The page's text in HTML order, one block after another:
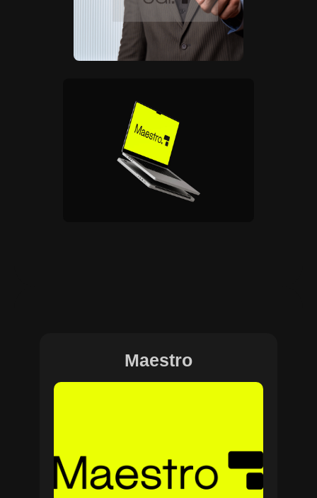
Maestro